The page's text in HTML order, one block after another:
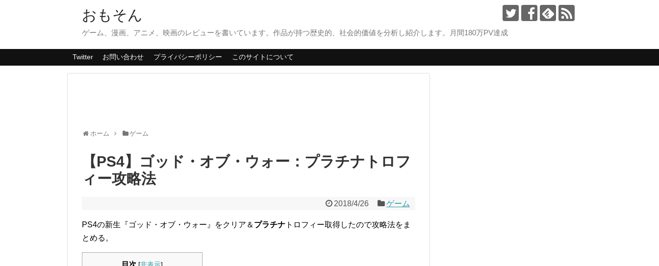
おもそん
ゲーム、漫画、アニメ、映画のレビューを書いています。作品が持つ歴史的、社会的価値を分析し紹介します。月間180万PV達成
Twitter お問い合わせ プライバシーポリシー このサイトについて
ホーム ゲーム
【PS4】ゴッド・オブ・ウォー：プラチナトロフ
ィー攻略法
2018/4/26 ゲーム
PS4の新生『ゴッド・オブ・ウォー』をクリア＆ プラチナ トロフィー取得したので攻略法をま
とめる。
目次